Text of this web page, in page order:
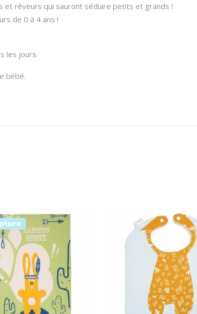
et rêveurs qui sauront séduire petits et grands !
de 0 à 4 ans !
les jours.
bébé.
Lire la suite Select options